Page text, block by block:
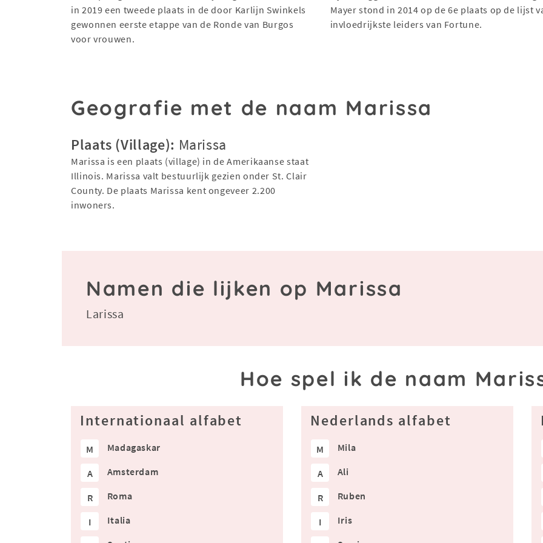
in 2019 een tweede plaats in de door Karlijn Swinkels
gewonnen eerste etappe van de Ronde van Burgos
voor vrouwen.
Mayer stond in 2014 op de 6e plaats op de lijst
invloedrijkste leiders van Fortune.
Geografie met de naam Marissa
Plaats (Village): Marissa
Marissa is een plaats (village) in de Amerikaanse staat
Illinois. Marissa valt bestuurlijk gezien onder St. Clair
County. De plaats Marissa kent ongeveer 2.200
inwoners.
Namen die lijken op Marissa
Larissa
Hoe spel ik de naam
Internationaal alfabet
M Madagaskar
A Amsterdam
R Roma
I Italia
Nederlands alfabet
M Mila
A Ali
R Ruben
I Iris